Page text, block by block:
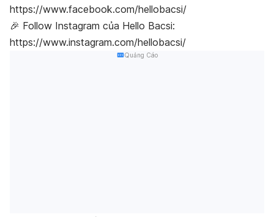
https://www.facebook.com/hellobacsi/
🎉 Follow Instagram của Hello Bacsi:
https://www.instagram.com/hellobacsi/
Quảng Cáo